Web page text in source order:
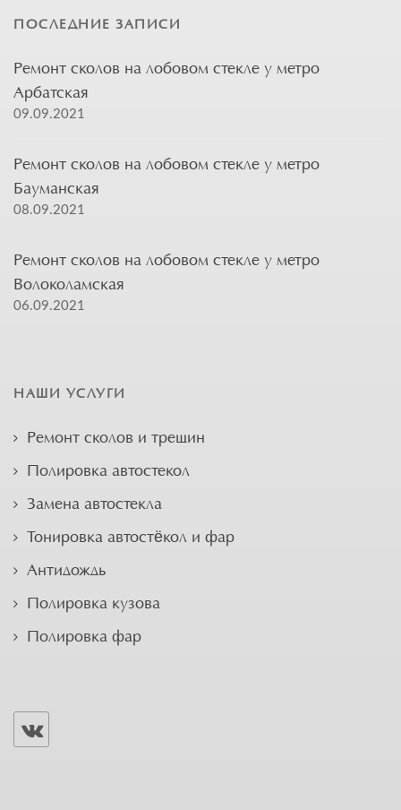
ПОСЛЕДНИЕ ЗАПИСИ
Ремонт сколов на лобовом стекле у метро
Арбатская
09.09.2021
Ремонт сколов на лобовом стекле у метро
Бауманская
08.09.2021
Ремонт сколов на лобовом стекле у метро
Волоколамская
06.09.2021
НАШИ УСЛУГИ
Ремонт сколов и трещин
Полировка автостекол
Замена автостекла
Тонировка автостёкол и фар
Антидождь
Полировка кузова
Полировка фар